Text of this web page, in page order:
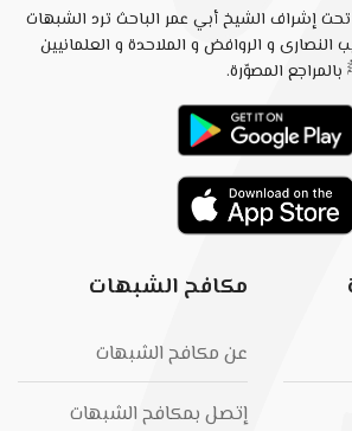
إشراف الشيخ أبي عمر الباحث ترد الشبهات
و الروافض و الملاحدة و العلمانيين
المصوّرة.
مكافح الشبهات
عن مكافح الشبهات
إتصل بمكافح الشبهات